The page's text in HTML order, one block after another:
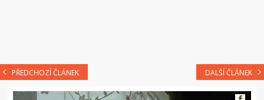
PŘEDCHOZÍ ČLÁNEK DALŠÍ ČLÁNEK